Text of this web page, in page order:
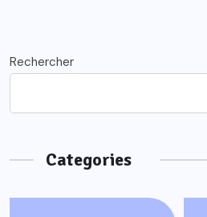
Rechercher
Categories